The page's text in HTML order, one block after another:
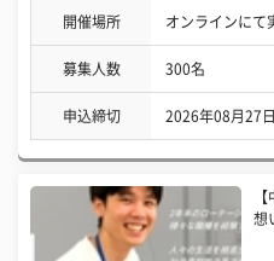
開催場所 オンラインにて
募集人数 300名
申込締切 2026年08月27
想